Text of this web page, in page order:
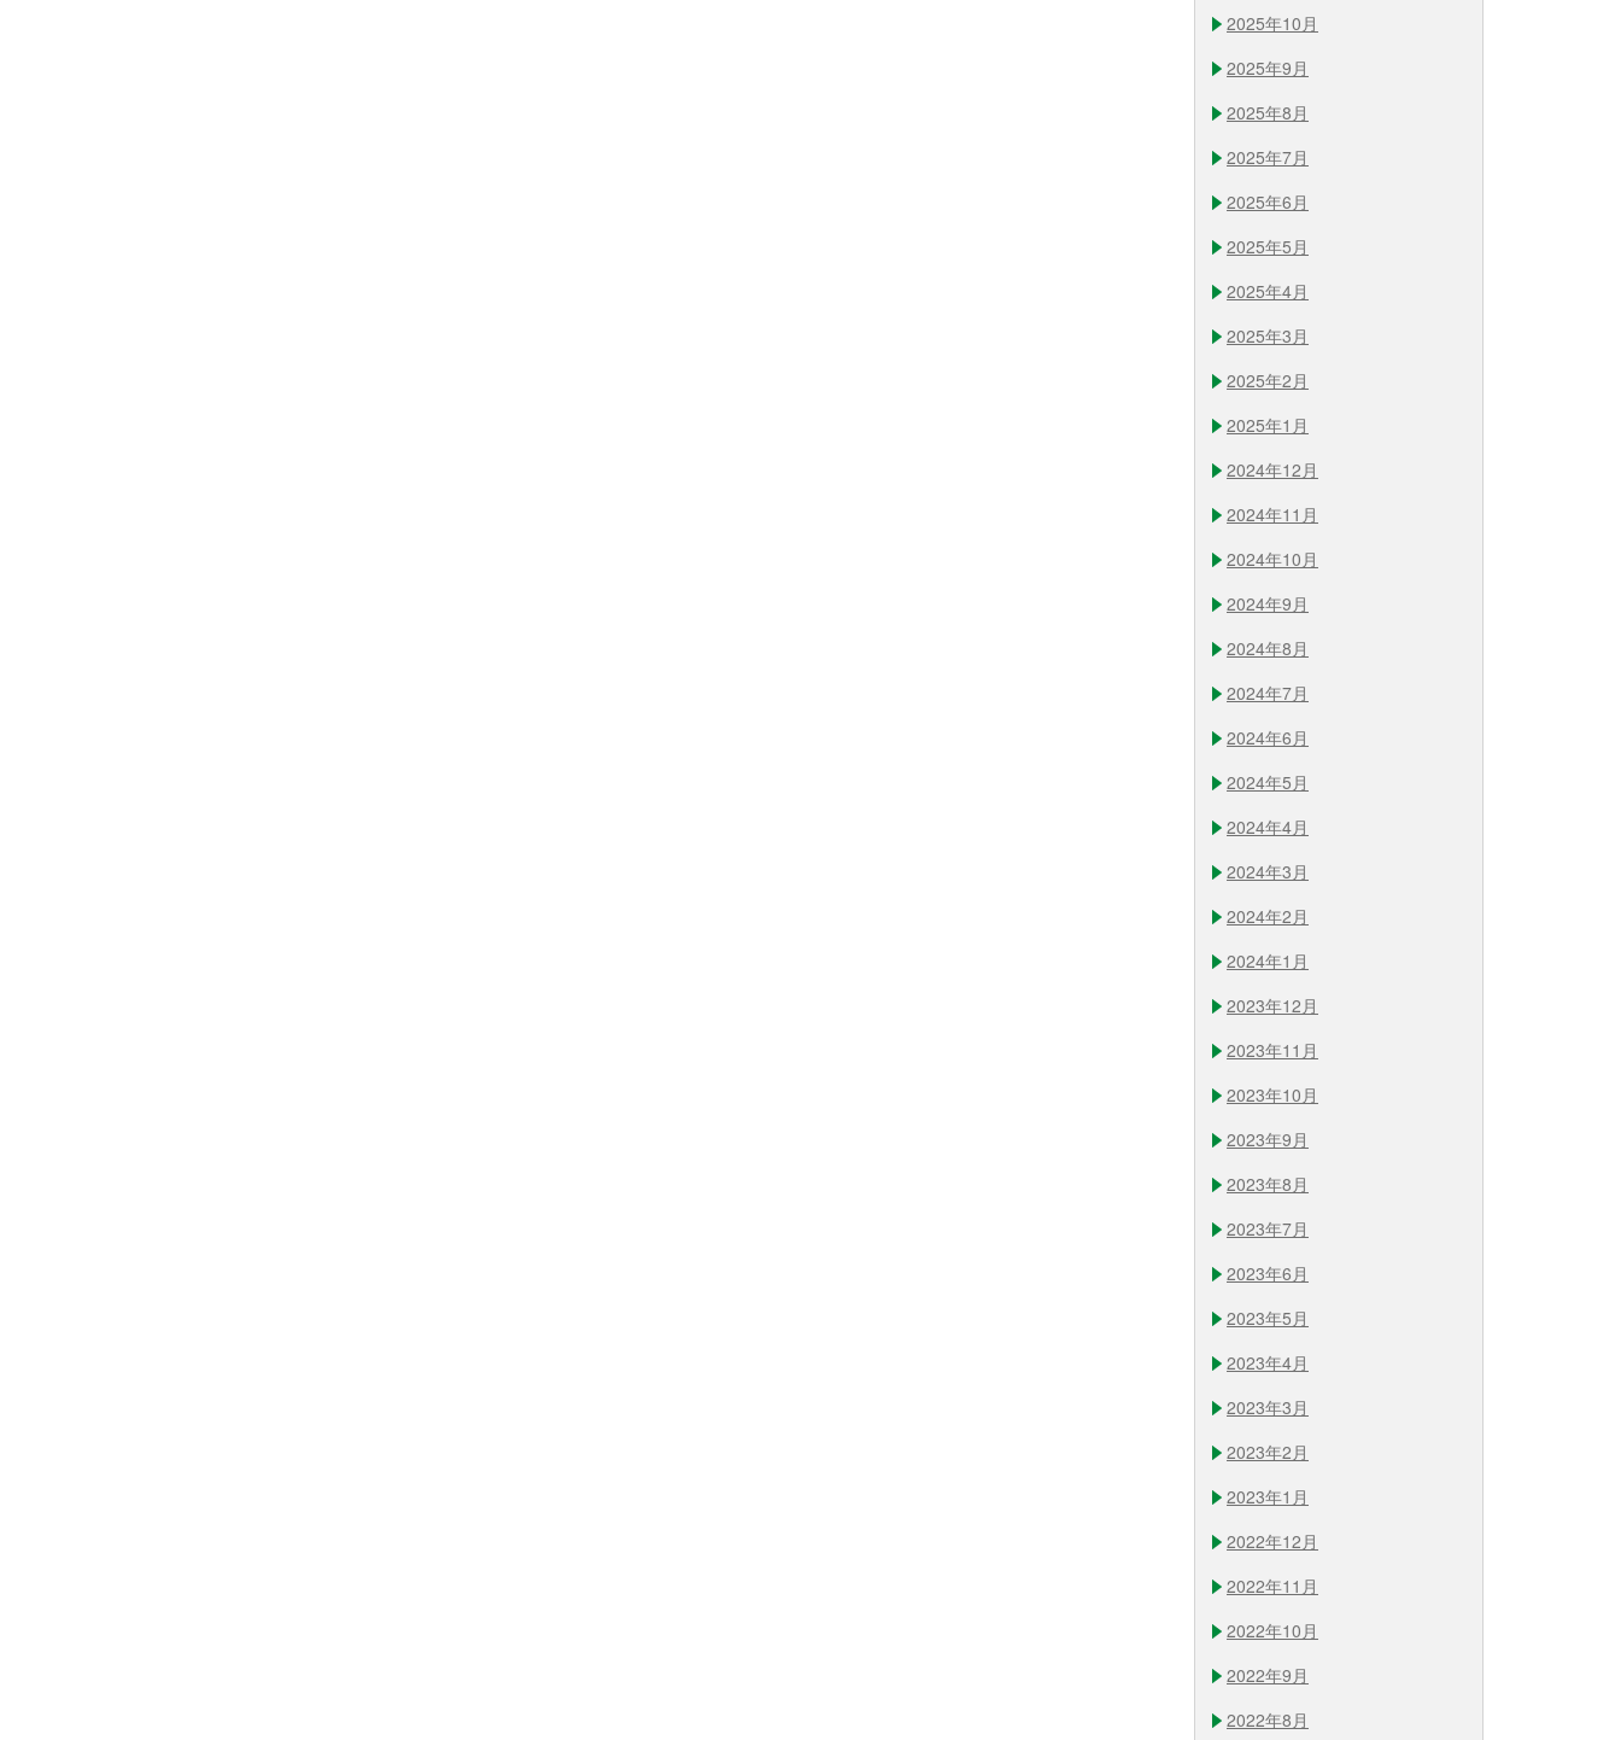
2025年10月
2025年9月
2025年8月
2025年7月
2025年6月
2025年5月
2025年4月
2025年3月
2025年2月
2025年1月
2024年12月
2024年11月
2024年10月
2024年9月
2024年8月
2024年7月
2024年6月
2024年5月
2024年4月
2024年3月
2024年2月
2024年1月
2023年12月
2023年11月
2023年10月
2023年9月
2023年8月
2023年7月
2023年6月
2023年5月
2023年4月
2023年3月
2023年2月
2023年1月
2022年12月
2022年11月
2022年10月
2022年9月
2022年8月